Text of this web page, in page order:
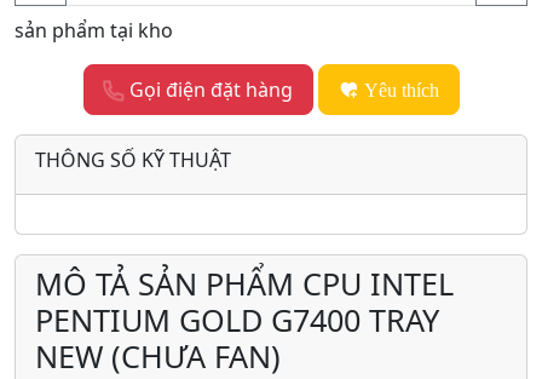
sản phẩm tại kho
Gọi điện đặt hàng Yêu thích
THÔNG SỐ KỸ THUẬT
MÔ TẢ SẢN PHẨM CPU INTEL
PENTIUM GOLD G7400 TRAY
NEW (CHƯA FAN)